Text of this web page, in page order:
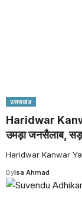
उत्तराखंड
Haridwar
उमड़ा जनसैलाब,
Haridwar Kanwar
ByIsa Ahmad